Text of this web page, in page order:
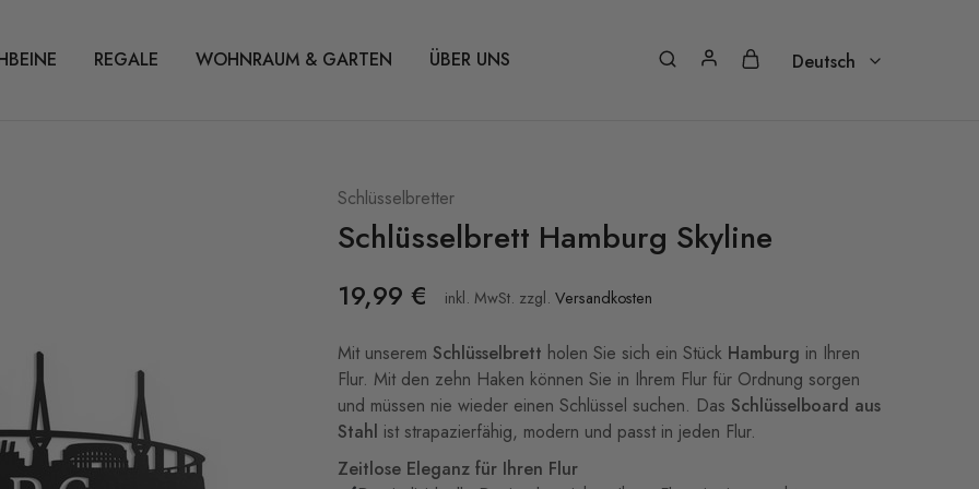
REGALE WOHNRAUM & GARTEN ÜBER UNS Deutsch
English
Schlüsselbretter
Schlüsselbrett Hamburg Skyline
19,99 € inkl. MwSt. zzgl. Versandkosten
Mit unserem Schlüsselbrett holen Sie sich ein Stück Hamburg in Ihren
Flur. Mit den zehn Haken können Sie in Ihrem Flur für Ordnung sorgen
und müssen nie wieder einen Schlüssel suchen. Das Schlüsselboard aus
Stahl ist strapazierfähig, modern und passt in jeden Flur.
Zeitlose Eleganz für Ihren Flur